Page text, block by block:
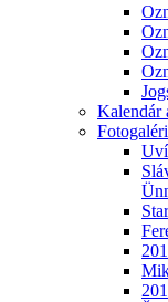
Kalendár